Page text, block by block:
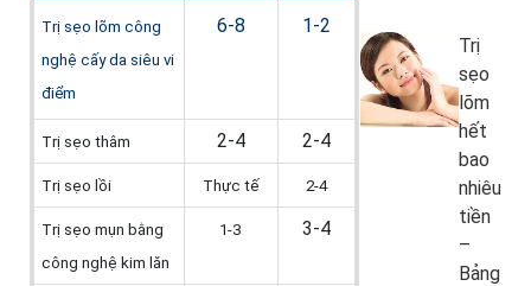
Trị sẹo lõm công
nghệ cấy da siêu vi
điểm
6-8 1-2
Trị sẹo thâm 2-4 2-4
Trị sẹo lồi Thực tế 2-4
Trị sẹo mụn bằng
công nghệ kim lăn
1-3 3-4
Trị
sẹo
lõm
hết
bao
nhiêu
tiền
–
Bảng